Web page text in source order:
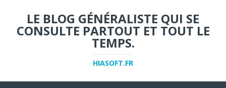
LE BLOG GÉNÉRALISTE QUI SE
CONSULTE PARTOUT ET TOUT LE
TEMPS.
HIASOFT.FR